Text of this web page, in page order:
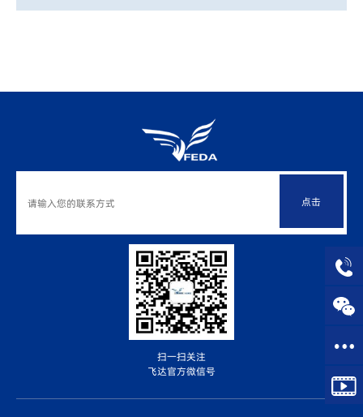
点击
扫一扫关注
飞达官方微信号